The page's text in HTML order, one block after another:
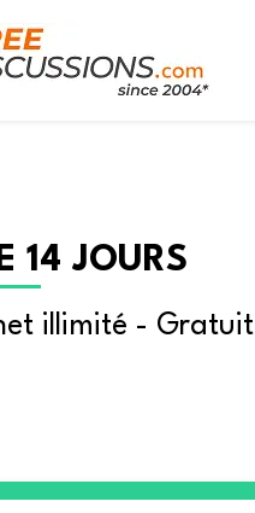
14 JOURS
illimité - Gratuit